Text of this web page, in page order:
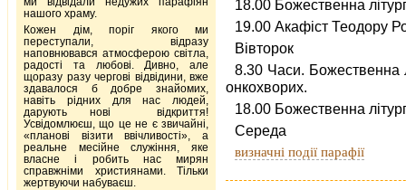
18.00 Божественна
19.00 Акафіст Теодору
Вівторок
8.30 Часи. Божественна
онкохворих.
18.00 Божественна
Середа
визначні події парафії
нашого храму.
Кожен дім, поріг якого ми
переступали, відразу
наповнювався атмосферою світла,
радості та любові. Дивно, але
щоразу разу чергові відвідини, вже
здавалося б добре знайомих,
навіть рідних для нас людей,
дарують нові відкриття!
Усвідомлюєш, що це не є звичайні,
«планові візити ввічливості», а
реальне месійне служіння, яке
власне і робить нас мирян
справжніми християнами. Тільки
жертвуючи набуваєш.